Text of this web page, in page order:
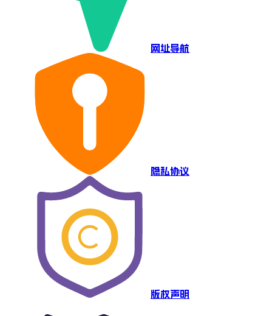
网址导航
隐私协议
版权声明